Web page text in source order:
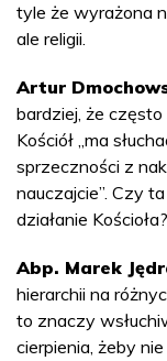
tyle że wyrażona
ale religii.
Artur
bardziej, że często
Kościół „ma
sprzeczności z
nauczajcie”. Czy
działanie Kościoła?
Abp. Marek
hierarchii na
to znaczy
cierpienia, żeby